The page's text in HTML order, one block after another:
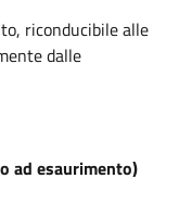
riconducibile alle
dalle
ad esaurimento)